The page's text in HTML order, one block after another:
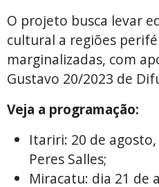
O projeto busca levar
cultural a regiões
marginalizadas, com
Gustavo 20/2023 de
Veja a programação:
Itariri: 20 de agosto,
Peres Salles;
Miracatu: dia 21 de